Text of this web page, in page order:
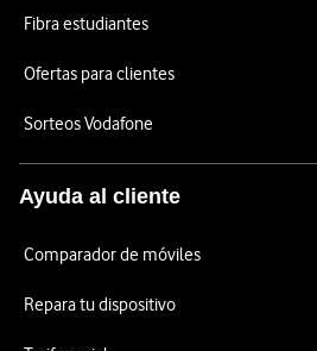
Fibra estudiantes
Ofertas para clientes
Sorteos Vodafone
Ayuda al cliente
Comparador de móviles
Repara tu dispositivo